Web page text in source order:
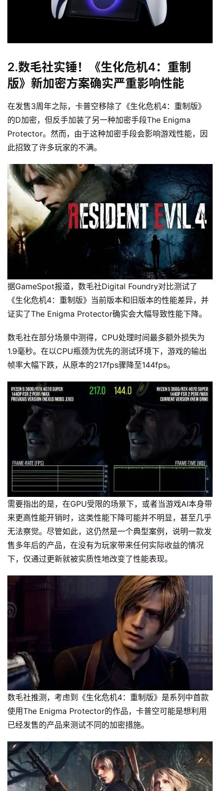
工
具
关
于
&
留
言
2.数毛社实锤！《生化危机4：重制
版》新加密方案确实严重影响性能
在发售3周年之际，卡普空移除了《生化危机4：重制版》
的D加密，但反手加装了另一种加密手段The Enigma
Protector。然而，由于这种加密手段会影响游戏性能，因
此招致了许多玩家的不满。
据GameSpot报道，数毛社Digital Foundry对比测试了
《生化危机4：重制版》当前版本和旧版本的性能差异，并
证实了The Enigma Protector确实会大幅导致性能下降。
数毛社在部分场景中测得，CPU处理时间最多额外损失为
1.9毫秒。在以CPU瓶颈为优先的测试环境下，游戏的输出
帧率大幅下跌，从原本的217fps骤降至144fps。
需要指出的是，在GPU受限的场景下，或者当游戏AI本身带
来更高性能开销时，这类性能下降可能并不明显，甚至几乎
无法察觉。尽管如此，这仍然是一个典型案例，说明一款发
售多年后的产品，在没有为玩家带来任何实际收益的情况
下，仅通过更新就被实质性地改变了性能表现。
数毛社推测，考虑到《生化危机4：重制版》是系列中首款
使用The Enigma Protector的作品，卡普空可能是想利用
已经发售的产品来测试不同的加密措施。